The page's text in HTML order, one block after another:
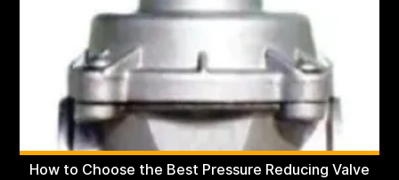
How to Choose the Best Pressure Reducing Valve